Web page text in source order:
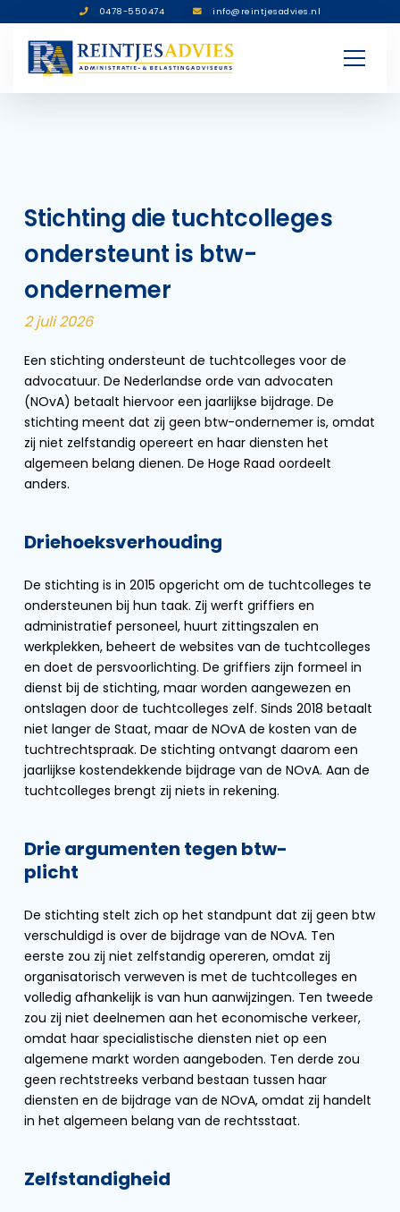
0478-550474 info@reintjesadvies.nl
Stichting die tuchtcolleges
ondersteunt is btw-
ondernemer
2 juli 2026
Een stichting ondersteunt de tuchtcolleges voor de
advocatuur. De Nederlandse orde van advocaten
(NOvA) betaalt hiervoor een jaarlijkse bijdrage. De
stichting meent dat zij geen btw-ondernemer is, omdat
zij niet zelfstandig opereert en haar diensten het
algemeen belang dienen. De Hoge Raad oordeelt
anders.
Driehoeksverhouding
De stichting is in 2015 opgericht om de tuchtcolleges te
ondersteunen bij hun taak. Zij werft griffiers en
administratief personeel, huurt zittingszalen en
werkplekken, beheert de websites van de tuchtcolleges
en doet de persvoorlichting. De griffiers zijn formeel in
dienst bij de stichting, maar worden aangewezen en
ontslagen door de tuchtcolleges zelf. Sinds 2018 betaalt
niet langer de Staat, maar de NOvA de kosten van de
tuchtrechtspraak. De stichting ontvangt daarom een
jaarlijkse kostendekkende bijdrage van de NOvA. Aan de
tuchtcolleges brengt zij niets in rekening.
Drie argumenten tegen btw-
plicht
De stichting stelt zich op het standpunt dat zij geen btw
verschuldigd is over de bijdrage van de NOvA. Ten
eerste zou zij niet zelfstandig opereren, omdat zij
organisatorisch verweven is met de tuchtcolleges en
volledig afhankelijk is van hun aanwijzingen. Ten tweede
zou zij niet deelnemen aan het economische verkeer,
omdat haar specialistische diensten niet op een
algemene markt worden aangeboden. Ten derde zou
geen rechtstreeks verband bestaan tussen haar
diensten en de bijdrage van de NOvA, omdat zij handelt
in het algemeen belang van de rechtsstaat.
Zelfstandigheid